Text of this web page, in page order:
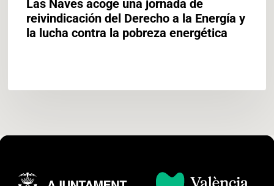
contra
pobreza
Las Naves acoge una jornada de
reivindicación del Derecho a la Energía y
la lucha contra la pobreza energética